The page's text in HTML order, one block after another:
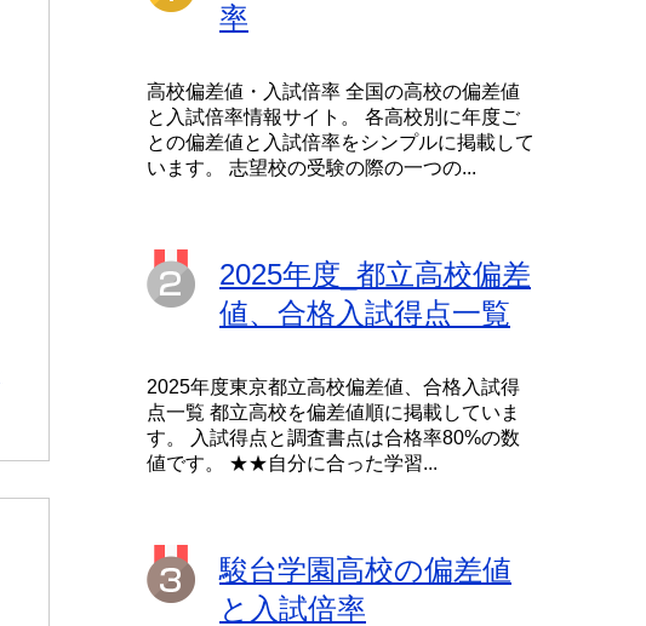
率
高校偏差値・入試倍率 全国の高校の偏差値
と入試倍率情報サイト。 各高校別に年度ご
との偏差値と入試倍率をシンプルに掲載して
います。 志望校の受験の際の一つの...
2025年度_都立高校偏差
値、合格入試得点一覧
2025年度東京都立高校偏差値、合格入試得
点一覧 都立高校を偏差値順に掲載していま
す。 入試得点と調査書点は合格率80%の数
値です。 ★★自分に合った学習...
駿台学園高校の偏差値
と入試倍率